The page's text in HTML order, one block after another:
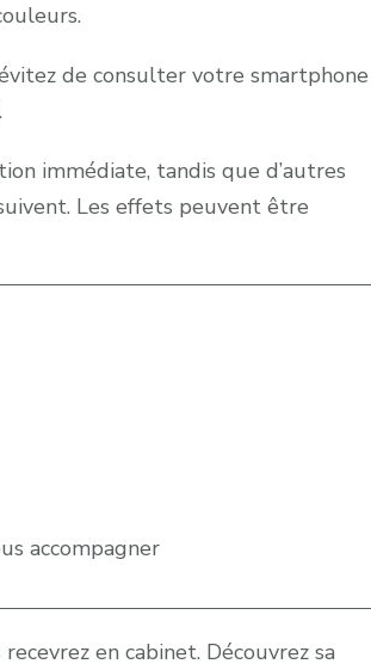
de consulter votre smartphone
immédiate, tandis que d’autres
Les effets peuvent être
accompagner
en cabinet. Découvrez sa